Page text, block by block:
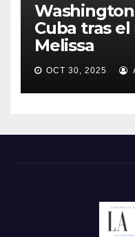
Cuba tras
Melissa
OCT 30, 2025